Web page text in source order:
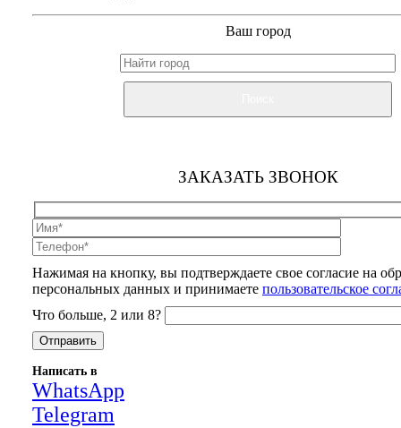
Ваш город
ЗАКАЗАТЬ ЗВОНОК
Нажимая на кнопку, вы подтверждаете свое согласие на
персональных данных и принимаете пользовательское
Что больше, 2 или 8?
Написать в
WhatsApp
Telegram